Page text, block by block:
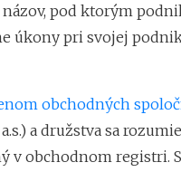
pod ktorým
úkony pri svojej
obchodných
a družstva sa
v obchodnom registri.